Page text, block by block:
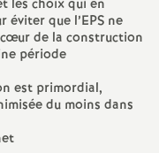
u
r
s
les choix qui en
que l’EPS ne
de la construction
période
est primordial,
du moins dans